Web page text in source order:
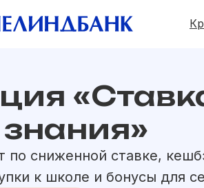
Много
любые
по сниженной ставке,
к школе и бонусы для